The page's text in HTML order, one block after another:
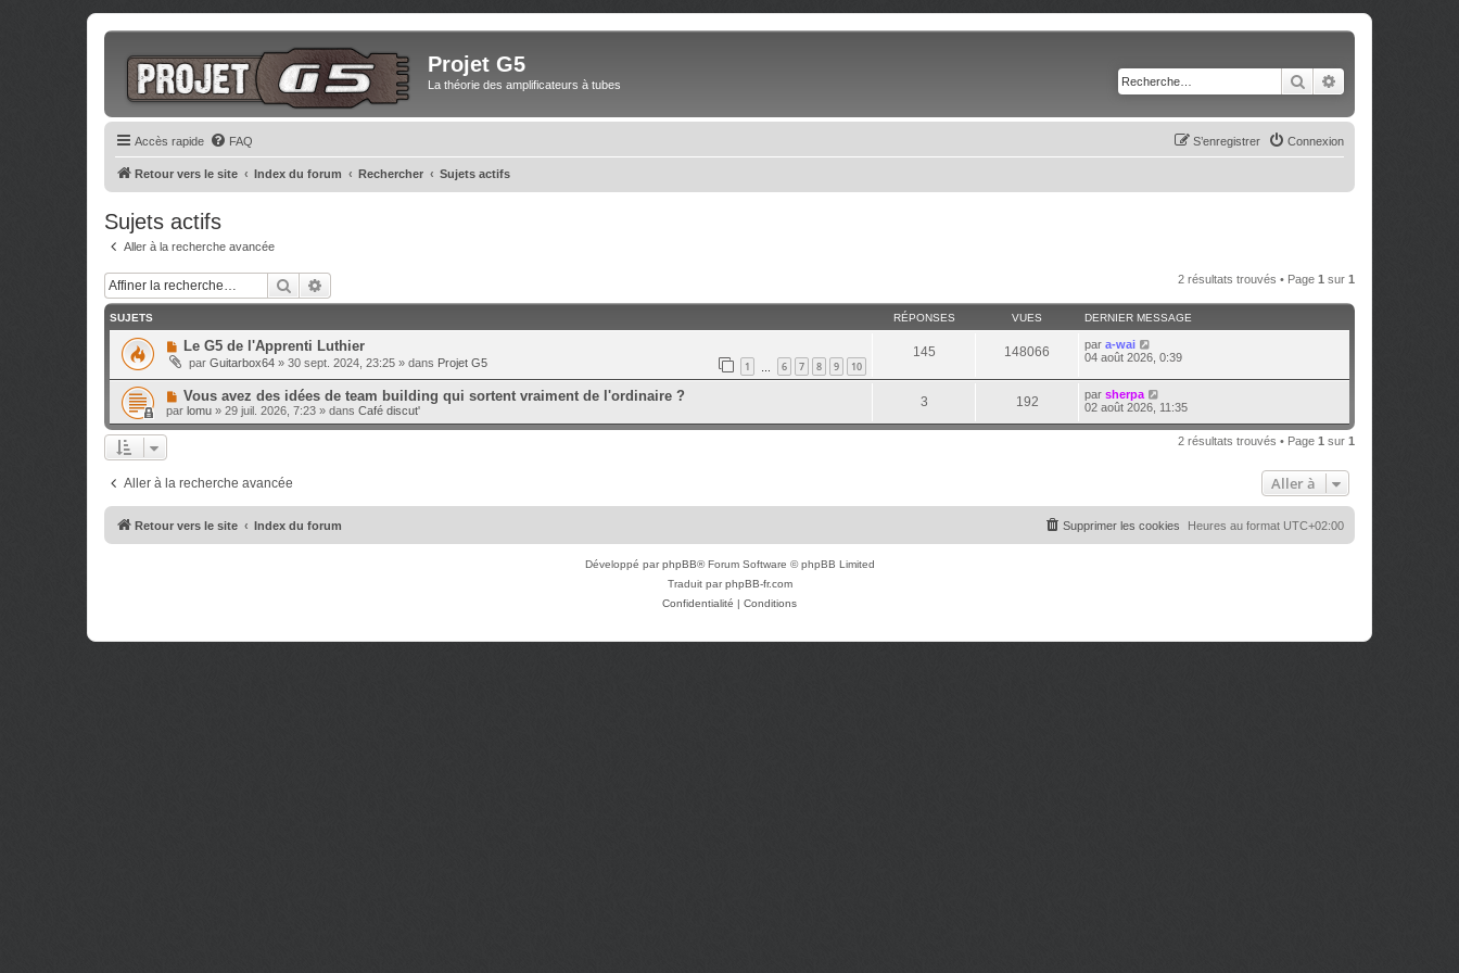
Projet G5
La théorie des amplificateurs à tubes Rechercher
Accès rapide FAQ Connexion
S’enregistrer
Retour vers le site Index du forum Rechercher Sujets actifs
Sujets actifs
Aller à la recherche avancée
Rechercher 2 résultats trouvés • Page 1 sur 1
SUJETS RÉPONSES VUES DERNIER MESSAGE
N
u
v
e
a
u
m
a
Le G5 de l'Apprenti Luthier
par Guitarbox64 » 30 sept. 2024, 23:25 » dans Projet G5 1 6 7 8 9 10
145 148066 par a-wai
04 août 2026, 0:39
N
o
u
v
m
s
s
Vous avez des idées de team building qui sortent vraiment de l'ordinaire ?
par lomu » 29 juil. 2026, 7:23 » dans Café discut'
3 192 par sherpa
02 août 2026, 11:35
2 résultats trouvés • Page 1 sur 1
Aller à la recherche avancée Aller à
Retour vers le site Index du forum Heures au format UTC+02:00
Supprimer les cookies
Développé parphpBB® Forum Software © phpBB Limited
Traduit parphpBB-fr.com
Confidentialité | Conditions